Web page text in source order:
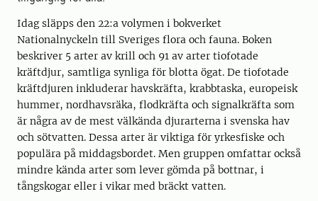
Idag släpps den 22:a volymen i bokverket
Nationalnyckeln till Sveriges flora och fauna. Boken
beskriver 5 arter av krill och 91 av arter tiofotade
kräftdjur, samtliga synliga för blotta ögat. De tiofotade
kräftdjuren inkluderar havskräfta, krabbtaska, europeisk
hummer, nordhavsräka, flodkräfta och signalkräfta som
är några av de mest välkända djurarterna i svenska hav
och sötvatten. Dessa arter är viktiga för yrkesfiske och
populära på middagsbordet. Men gruppen omfattar också
mindre kända arter som lever gömda på bottnar, i
tångskogar eller i vikar med bräckt vatten.